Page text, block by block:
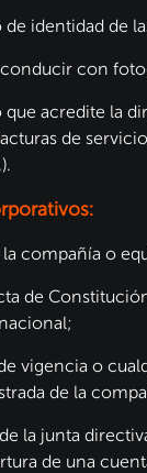
identidad de
con
acredite la
de
la compañía o
de
vigencia o
de la
la junta
de una